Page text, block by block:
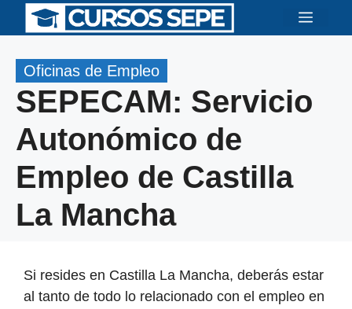
Saltar
Menú
Oficinas de Empleo
SEPECAM: Servicio
Autonómico de
Empleo de Castilla
La Mancha
Si resides en Castilla La Mancha, deberás estar
al tanto de todo lo relacionado con el empleo en